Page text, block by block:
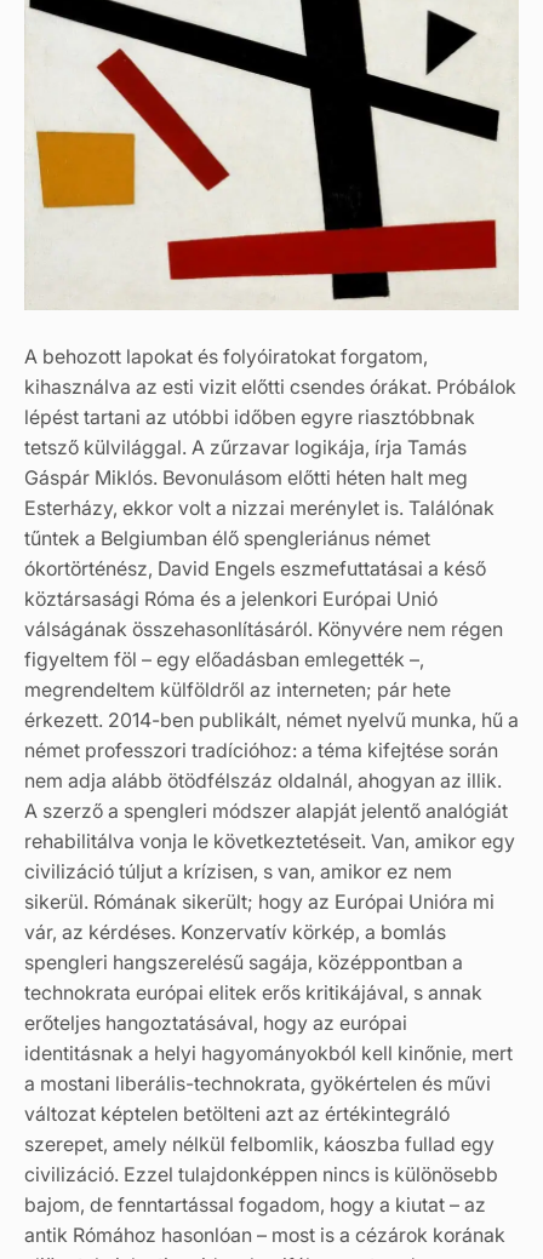
A behozott lapokat és folyóiratokat forgatom,
kihasználva az esti vizit előtti csendes órákat. Próbálok
lépést tartani az utóbbi időben egyre riasztóbbnak
tetsző külvilággal. A zűrzavar logikája, írja Tamás
Gáspár Miklós. Bevonulásom előtti héten halt meg
Esterházy, ekkor volt a nizzai merénylet is. Találónak
tűntek a Belgiumban élő spengleriánus német
ókortörténész, David Engels eszmefuttatásai a késő
köztársasági Róma és a jelenkori Európai Unió
válságának összehasonlításáról. Könyvére nem régen
figyeltem föl – egy előadásban emlegették –,
megrendeltem külföldről az interneten; pár hete
érkezett. 2014-ben publikált, német nyelvű munka, hű a
német professzori tradícióhoz: a téma kifejtése során
nem adja alább ötödfélszáz oldalnál, ahogyan az illik.
A szerző a spengleri módszer alapját jelentő analógiát
rehabilitálva vonja le következtetéseit. Van, amikor egy
civilizáció túljut a krízisen, s van, amikor ez nem
sikerül. Rómának sikerült; hogy az Európai Unióra mi
vár, az kérdéses. Konzervatív körkép, a bomlás
spengleri hangszerelésű sagája, középpontban a
technokrata európai elitek erős kritikájával, s annak
erőteljes hangoztatásával, hogy az európai
identitásnak a helyi hagyományokból kell kinőnie, mert
a mostani liberális-technokrata, gyökértelen és művi
változat képtelen betölteni azt az értékintegráló
szerepet, amely nélkül felbomlik, káoszba fullad egy
civilizáció. Ezzel tulajdonképpen nincs is különösebb
bajom, de fenntartással fogadom, hogy a kiutat – az
antik Rómához hasonlóan – most is a cézárok korának